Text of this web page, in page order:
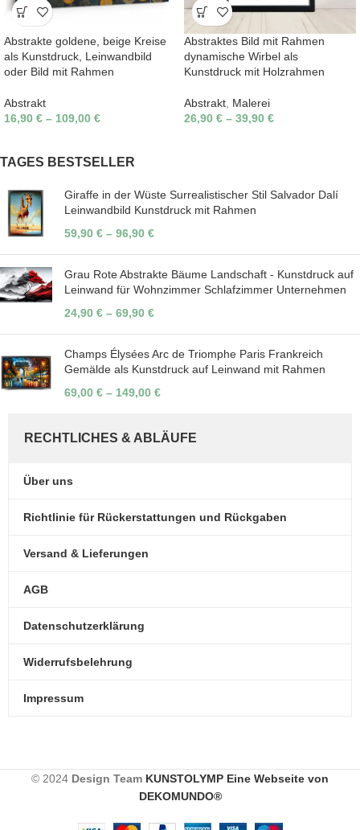
Abstrakte goldene, beige Kreise
als Kunstdruck, Leinwandbild
oder Bild mit Rahmen
Abstrakt
16,90 € – 109,00 €
Abstraktes Bild mit Rahmen
dynamische Wirbel als
Kunstdruck mit Holzrahmen
Abstrakt, Malerei
26,90 € – 39,90 €
TAGES BESTSELLER
Giraffe in der Wüste Surrealistischer Stil Salvador Dalí
Leinwandbild Kunstdruck mit Rahmen
59,90 € – 96,90 €
Grau Rote Abstrakte Bäume Landschaft - Kunstdruck auf
Leinwand für Wohnzimmer Schlafzimmer Unternehmen
24,90 € – 69,90 €
Champs Élysées Arc de Triomphe Paris Frankreich
Gemälde als Kunstdruck auf Leinwand mit Rahmen
69,00 € – 149,00 €
RECHTLICHES & ABLÄUFE
Über uns
Richtlinie für Rückerstattungen und Rückgaben
Versand & Lieferungen
AGB
Datenschutzerklärung
Widerrufsbelehrung
Impressum
© 2024 Design Team KUNSTOLYMP Eine Webseite von
DEKOMUNDO®